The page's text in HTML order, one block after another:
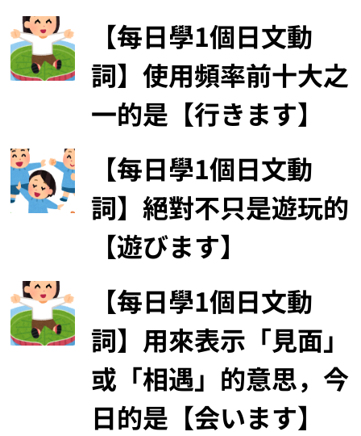
【每日學1個日文動
詞】使用頻率前十大之
一的是【行きます】
【每日學1個日文動
詞】絕對不只是遊玩的
【遊びます】
【每日學1個日文動
詞】用來表示「見面」
或「相遇」的意思，今
日的是【会います】